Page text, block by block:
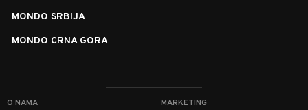
MONDO SRBIJA
MONDO CRNA GORA
O NAMA MARKETING